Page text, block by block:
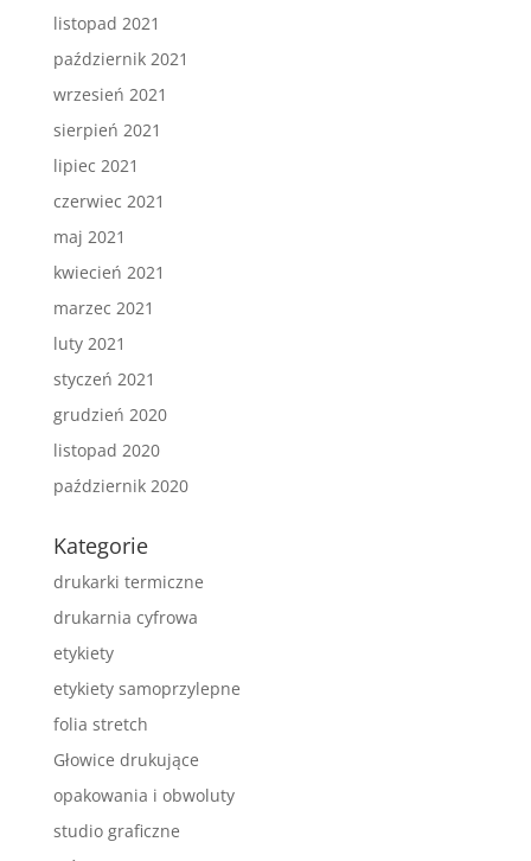
listopad 2021
październik 2021
wrzesień 2021
sierpień 2021
lipiec 2021
czerwiec 2021
maj 2021
kwiecień 2021
marzec 2021
luty 2021
styczeń 2021
grudzień 2020
listopad 2020
październik 2020
Kategorie
drukarki termiczne
drukarnia cyfrowa
etykiety
etykiety samoprzylepne
folia stretch
Głowice drukujące
opakowania i obwoluty
studio graficzne